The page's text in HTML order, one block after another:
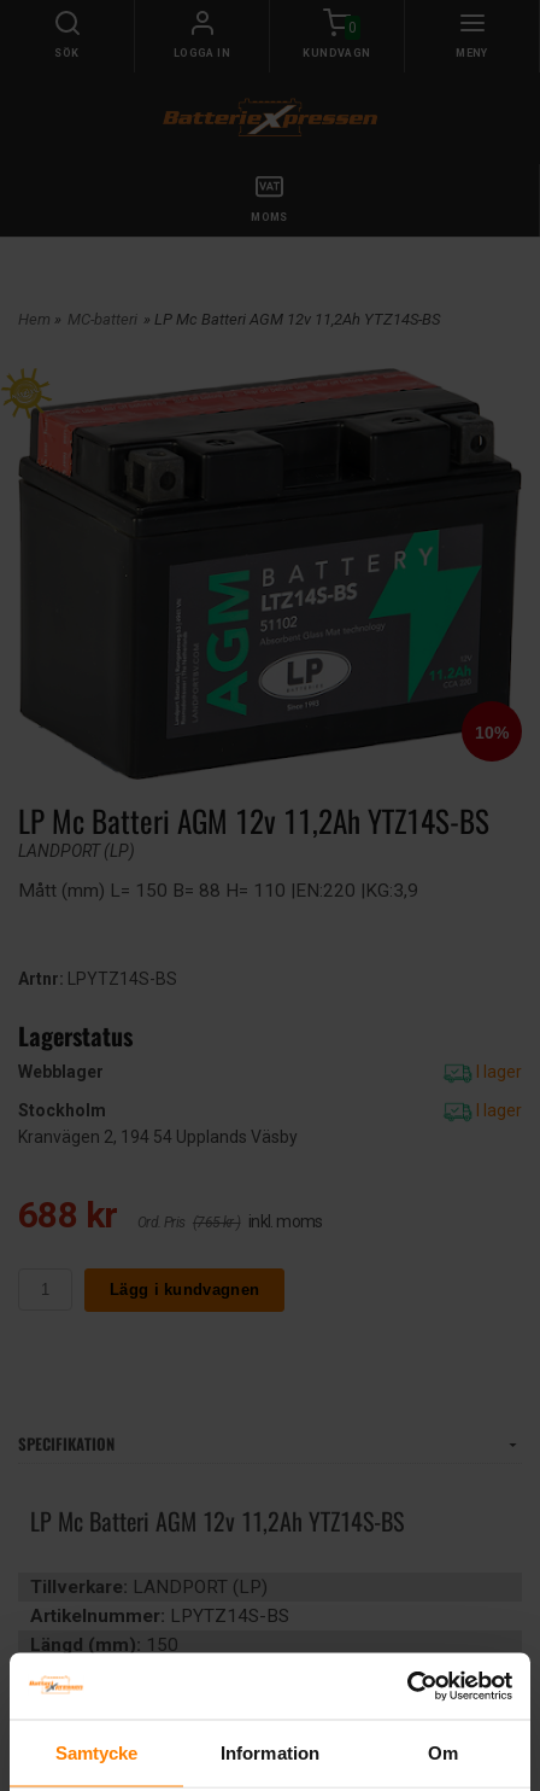
Samtycke Information Om
SÖK LOGGA IN
0
KUNDVAGN MENY
MOMS
Hem » MC-batteri » LP Mc Batteri AGM 12v 11,2Ah YTZ14S-BS
LP Mc Batteri AGM 12v 11,2Ah YTZ14S-BS
LANDPORT (LP)
Mått (mm) L= 150 B= 88 H= 110 |EN:220 |KG:3,9
Artnr: LPYTZ14S-BS
Lagerstatus
Webblager
I lager
Stockholm
I lager
Kranvägen 2, 194 54 Upplands Väsby
688 kr Ord. Pris (765 kr ) inkl. moms
Lägg i kundvagnen
SPECIFIKATION
LP Mc Batteri AGM 12v 11,2Ah YTZ14S-BS
Tillverkare: LANDPORT (LP)
Artikelnummer: LPYTZ14S-BS
Längd (mm): 150
Bredd (mm):
CCA (EN):220